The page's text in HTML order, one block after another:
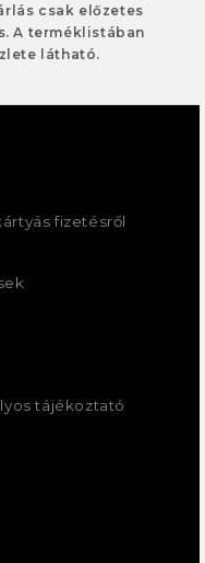
csak előzetes
A terméklistában
látható.
fizetésről
tájékoztató